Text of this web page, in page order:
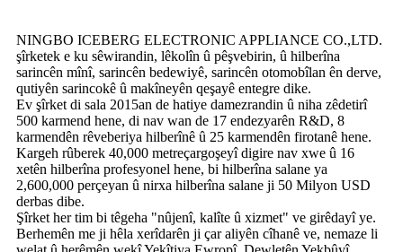
NINGBO ICEBERG ELECTRONIC APPLIANCE CO.,LTD.
şîrketek e ku sêwirandin, lêkolîn û pêşvebirin, û hilberîna
sarincên mînî, sarincên bedewiyê, sarincên otomobîlan ên derve,
qutiyên sarincokê û makîneyên qeşayê entegre dike.
Ev şîrket di sala 2015an de hatiye damezrandin û niha zêdetirî
500 karmend hene, di nav wan de 17 endezyarên R&D, 8
karmendên rêveberiya hilberînê û 25 karmendên firotanê hene.
Kargeh rûberek 40,000 metreçargoşeyî digire nav xwe û 16
xetên hilberîna profesyonel hene, bi hilberîna salane ya
2,600,000 perçeyan û nirxa hilberîna salane ji 50 Milyon USD
derbas dibe.
Şîrket her tim bi têgeha "nûjenî, kalîte û xizmet" ve girêdayî ye.
Berhemên me ji hêla xerîdarên ji çar aliyên cîhanê ve, nemaze li